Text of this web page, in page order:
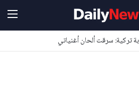
تركية: سرقت ألحان أغنياتي